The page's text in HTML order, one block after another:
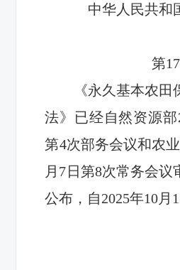
中华人民共和
第17
《永久基本农
法》已经自然资源部
第4次部务会议和农
月7日第8次常务会议
公布，自2025年10月 1